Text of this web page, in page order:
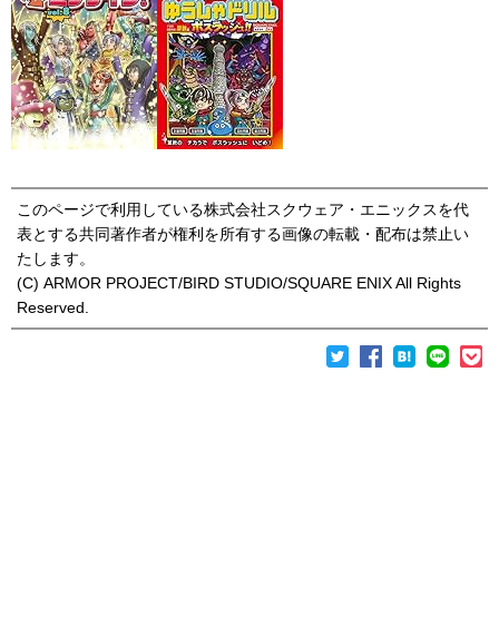
このページで利用している株式会社スクウェア・エニックスを代
表とする共同著作者が権利を所有する画像の転載・配布は禁止い
たします。
(C) ARMOR PROJECT/BIRD STUDIO/SQUARE ENIX All Rights
Reserved.